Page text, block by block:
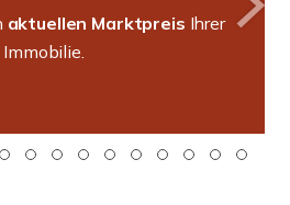
aktuellen Marktpreis Ihrer
Immobilie.